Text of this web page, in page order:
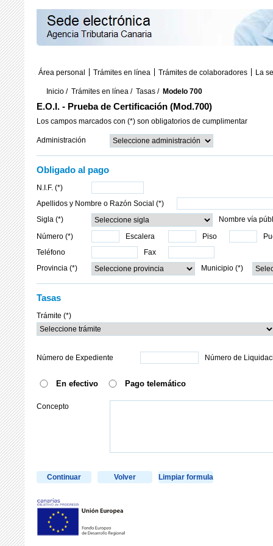
Área personal Trámites en línea Trámites de colaboradores La
Inicio / Trámites en línea / Tasas / Modelo 700
E.O.I. - Prueba de Certificación (Mod.700)
Los campos marcados con (*) son obligatorios de cumplimentar
Administración
Obligado al pago
N.I.F. (*)
Apellidos y Nombre o Razón Social (*)
Sigla (*)
Nombre vía
Número (*)
Escalera Piso
Teléfono
Fax
Provincia (*)
Municipio (*)
Tasas
Trámite (*)
Número de Expediente Número de
En efectivo Pago telemático
Concepto